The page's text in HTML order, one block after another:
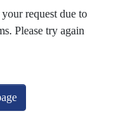
request due to
Please try again